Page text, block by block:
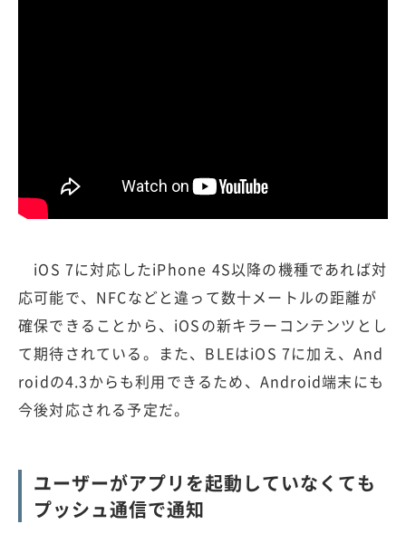
iOS 7に対応したiPhone 4S以降の機種であれば対
応可能で、NFCなどと違って数十メートルの距離が
確保できることから、iOSの新キラーコンテンツとし
て期待されている。また、BLEはiOS 7に加え、And
roidの4.3からも利用できるため、Android端末にも
今後対応される予定だ。
ユーザーがアプリを起動していなくても
プッシュ通信で通知